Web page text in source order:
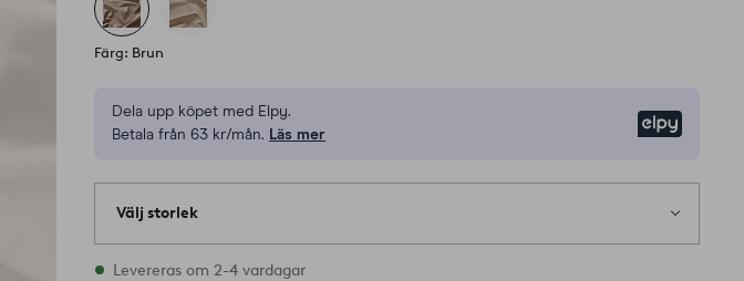
Färg: Brun
Dela upp köpet med Elpy.
Betala från 63 kr/mån. Läs mer
Välj storlek
Alla storlekar finns i lager
Levereras om 2-4 vardagar